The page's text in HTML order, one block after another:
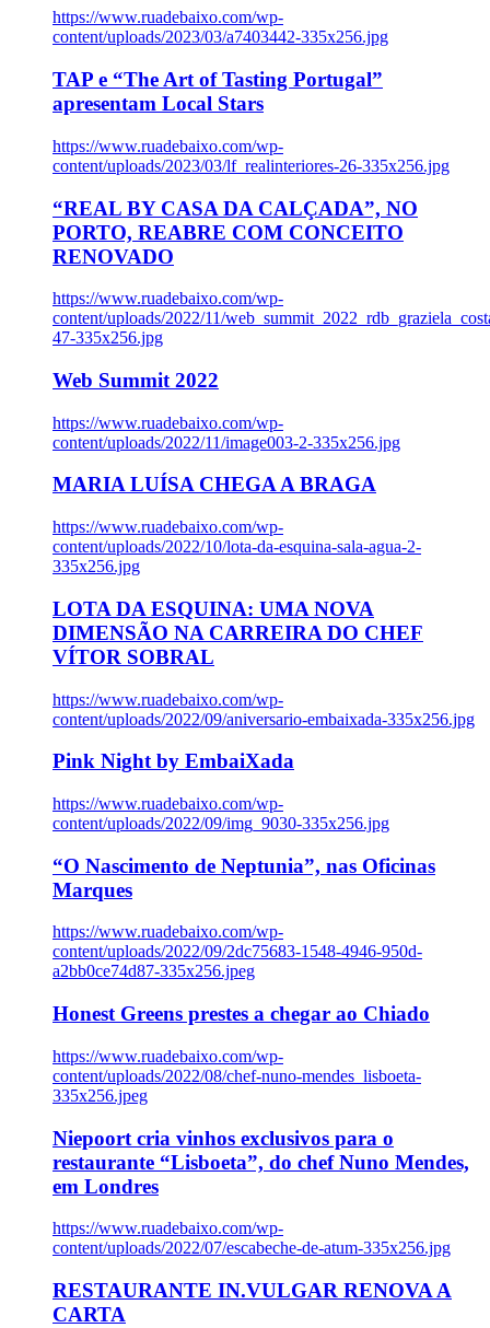
https://www.ruadebaixo.com/wp-
content/uploads/2023/03/a7403442-335x256.jpg
TAP e “The Art of Tasting Portugal”
apresentam Local Stars
https://www.ruadebaixo.com/wp-
content/uploads/2023/03/lf_realinteriores-26-335x256.jpg
“REAL BY CASA DA CALÇADA”, NO
PORTO, REABRE COM CONCEITO
RENOVADO
https://www.ruadebaixo.com/wp-
content/uploads/2022/11/
47-335x256.jpg
Web Summit 2022
https://www.ruadebaixo.com/wp-
content/uploads/2022/11/image003-2-335x256.jpg
MARIA LUÍSA CHEGA A BRAGA
https://www.ruadebaixo.com/wp-
content/uploads/2022/10/lota-da-esquina-sala-agua-2-
335x256.jpg
LOTA DA ESQUINA: UMA NOVA
DIMENSÃO NA CARREIRA DO CHEF
VÍTOR SOBRAL
https://www.ruadebaixo.com/wp-
content/uploads/2022/09/aniversario-embaixada-335x256.jpg
Pink Night by EmbaiXada
https://www.ruadebaixo.com/wp-
content/uploads/2022/09/img_9030-335x256.jpg
“O Nascimento de Neptunia”, nas Oficinas
Marques
https://www.ruadebaixo.com/wp-
content/uploads/2022/09/2dc75683-1548-4946-950d-
a2bb0ce74d87-335x256.jpeg
Honest Greens prestes a chegar ao Chiado
https://www.ruadebaixo.com/wp-
content/uploads/2022/08/chef-nuno-mendes_lisboeta-
335x256.jpeg
Niepoort cria vinhos exclusivos para o
restaurante “Lisboeta”, do chef Nuno Mendes,
em Londres
https://www.ruadebaixo.com/wp-
content/uploads/2022/07/escabeche-de-atum-335x256.jpg
RESTAURANTE IN.VULGAR RENOVA A
CARTA